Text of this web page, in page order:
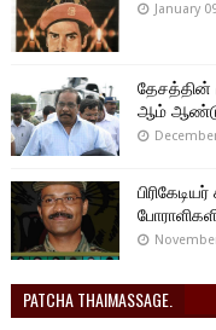
January
தேசத்தின்
ஆம்
PATCHA THAIMASSAGE.